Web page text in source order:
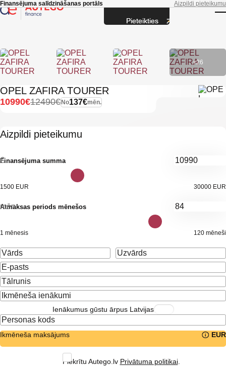
Skip to main content
Finansējuma salīdzināšanas portāls Aizpildi pieteikumu
+26
OPEL ZAFIRA TOURER
No137€mēn.
12490€
10990€
Aizpildi pieteikumu
Finansējuma summa
€
1500 EUR 30000 EUR
Atmaksas periods mēnešos
mēn.
1 mēnesis 120 mēneši
Ienākumus gūstu ārpus Latvijas
Ikmēneša maksājums EUR
Piekrītu Autego.lv Privātuma politikai.